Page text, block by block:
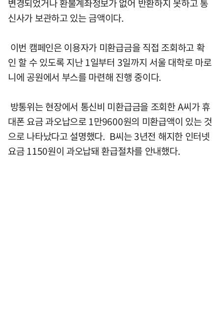
변경되었거나 환불계좌정보가 없어 반환하지 못하고 통
신사가 보관하고 있는 금액이다.
이번 캠페인은 이용자가 미환급금을 직접 조회하고 확
인 할 수 있도록 지난 1일부터 3일까지 서울 대학로 마로
니에 공원에서 부스를 마련해 진행 중이다.
방통위는 현장에서 통신비 미환급금을 조회한 A씨가 휴
대폰 요금 과오납으로 1만9600원의 미환급액이 있는 것
으로 나타났다고 설명했다. B씨는 3년전 해지한 인터넷
요금 1150원이 과오납돼 환급절차를 안내했다.